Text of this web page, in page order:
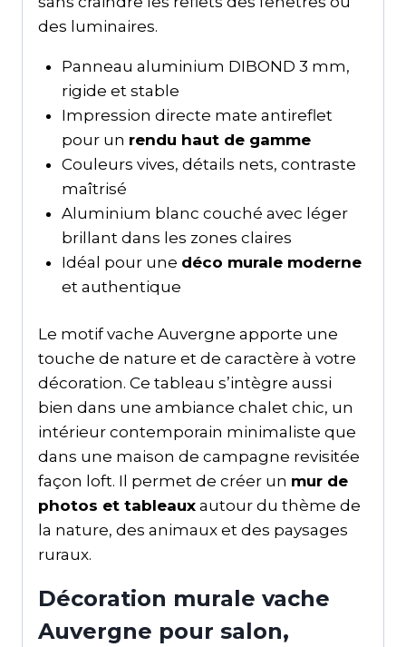
des luminaires.
Panneau aluminium DIBOND 3 mm,
rigide et stable
Impression directe mate antireflet
pour un rendu haut de gamme
Couleurs vives, détails nets, contraste
maîtrisé
Aluminium blanc couché avec léger
brillant dans les zones claires
Idéal pour une déco murale moderne
et authentique
Le motif vache Auvergne apporte une
touche de nature et de caractère à votre
décoration. Ce tableau s’intègre aussi
bien dans une ambiance chalet chic, un
intérieur contemporain minimaliste que
dans une maison de campagne revisitée
façon loft. Il permet de créer un mur de
photos et tableaux autour du thème de
la nature, des animaux et des paysages
ruraux.
Décoration murale vache
Auvergne pour salon,